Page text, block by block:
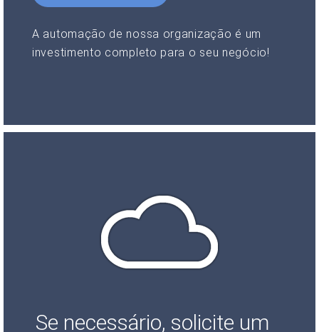
A automação de nossa organização é um
investimento completo para o seu negócio!
Se necessário, solicite um